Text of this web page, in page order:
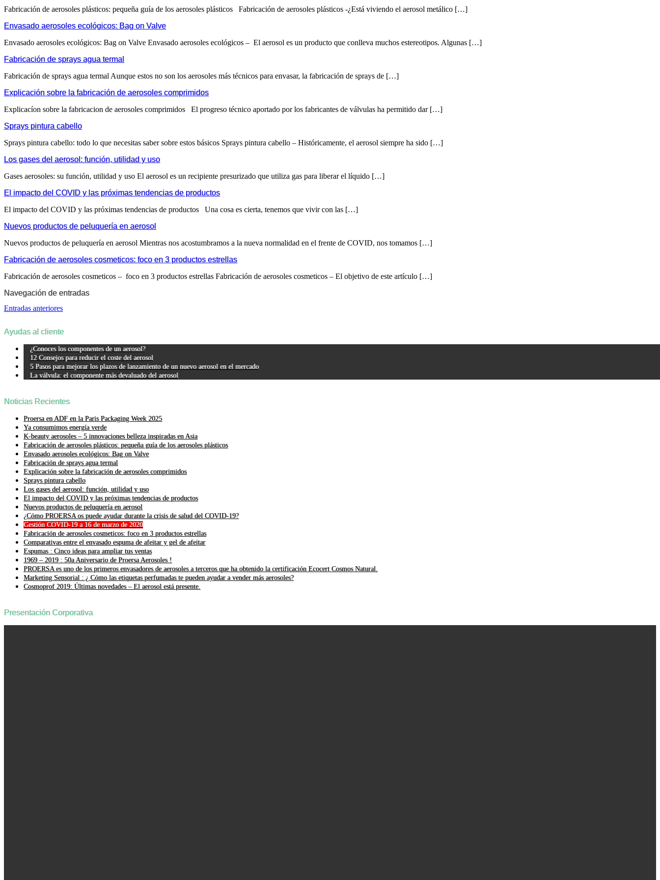
Fabricación de aerosoles plásticos: pequeña guía de los aerosoles plásticos Fabricación de aerosoles plásticos -¿Está viviendo el aerosol metálico […]
Envasado aerosoles ecológicos: Bag on Valve
Envasado aerosoles ecológicos: Bag on Valve Envasado aerosoles ecológicos – El aerosol es un producto que conlleva muchos estereotipos. Algunas […]
Fabricación de sprays agua termal
Fabricación de sprays agua termal Aunque estos no son los aerosoles más técnicos para envasar, la fabricación de sprays de […]
Explicación sobre la fabricación de aerosoles comprimidos
Explicacíon sobre la fabricacion de aerosoles comprimidos El progreso técnico aportado por los fabricantes de válvulas ha permitido dar […]
Sprays pintura cabello
Sprays pintura cabello: todo lo que necesitas saber sobre estos básicos Sprays pintura cabello – Históricamente, el aerosol siempre ha sido […]
Los gases del aerosol: función, utilidad y uso
Gases aerosoles: su función, utilidad y uso El aerosol es un recipiente presurizado que utiliza gas para liberar el líquido […]
El impacto del COVID y las próximas tendencias de productos
El impacto del COVID y las próximas tendencias de productos Una cosa es cierta, tenemos que vivir con las […]
Nuevos productos de peluquería en aerosol
Nuevos productos de peluquería en aerosol Mientras nos acostumbramos a la nueva normalidad en el frente de COVID, nos tomamos […]
Fabricación de aerosoles cosmeticos: foco en 3 productos estrellas
Fabricación de aerosoles cosmeticos – foco en 3 productos estrellas Fabricación de aerosoles cosmeticos – El objetivo de este artículo […]
Navegación de entradas
Entradas anteriores
Ayudas al cliente
¿Conoces los componentes de un aerosol?
12 Consejos para reducir el coste del aerosol
5 Pasos para mejorar los plazos de lanzamiento de un nuevo aerosol en el mercado
La válvula: el componente más devaluado del aerosol
Noticias Recientes
Proersa en ADF en la Paris Packaging Week 2025
Ya consumimos energía verde
K-beauty aerosoles – 5 innovaciones belleza inspiradas en Asia
Fabricación de aerosoles plásticos: pequeña guía de los aerosoles plásticos
Envasado aerosoles ecológicos: Bag on Valve
Fabricación de sprays agua termal
Explicación sobre la fabricación de aerosoles comprimidos
Sprays pintura cabello
Los gases del aerosol: función, utilidad y uso
El impacto del COVID y las próximas tendencias de productos
Nuevos productos de peluquería en aerosol
¿Cómo PROERSA os puede ayudar durante la crisis de salud del COVID-19?
Gestión COVID-19 a 16 de marzo de 2020
Fabricación de aerosoles cosmeticos: foco en 3 productos estrellas
Comparativas entre el envasado espuma de afeitar y gel de afeitar
Espumas : Cinco ideas para ampliar tus ventas
1969 – 2019 : 50a Aniversario de Proersa Aerosoles !
PROERSA es uno de los primeros envasadores de aerosoles a terceros que ha obtenido la certificación Ecocert Cosmos Natural.
Marketing Sensorial : ¿ Cómo las etiquetas perfumadas te pueden ayudar a vender más aerosoles?
Cosmoprof 2019: Últimas novedades – El aerosol está presente.
Presentación Corporativa